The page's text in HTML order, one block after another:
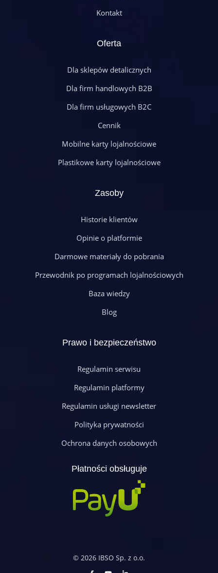
Kontakt
Oferta
Dla sklepów detalicznych
Dla firm handlowych B2B
Dla firm usługowych B2C
Cennik
Mobilne karty lojalnościowe
Plastikowe karty lojalnościowe
Zasoby
Historie klientów
Opinie o platformie
Darmowe materiały do pobrania
Przewodnik po programach lojalnościowych
Baza wiedzy
Blog
Prawo i bezpieczeństwo
Regulamin serwisu
Regulamin platformy
Regulamin usługi newsletter
Polityka prywatności
Ochrona danych osobowych
Płatności obsługuje
© 2026 IBSO Sp. z o.o.